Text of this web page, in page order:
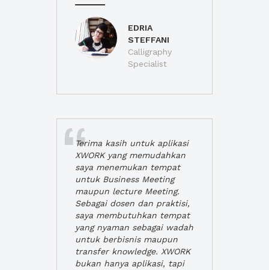
EDRIA
STEFFANI
Calligraphy
Specialist
Terima kasih untuk aplikasi
XWORK yang memudahkan
saya menemukan tempat
untuk Business Meeting
maupun lecture Meeting.
Sebagai dosen dan praktisi,
saya membutuhkan tempat
yang nyaman sebagai wadah
untuk berbisnis maupun
transfer knowledge. XWORK
bukan hanya aplikasi, tapi